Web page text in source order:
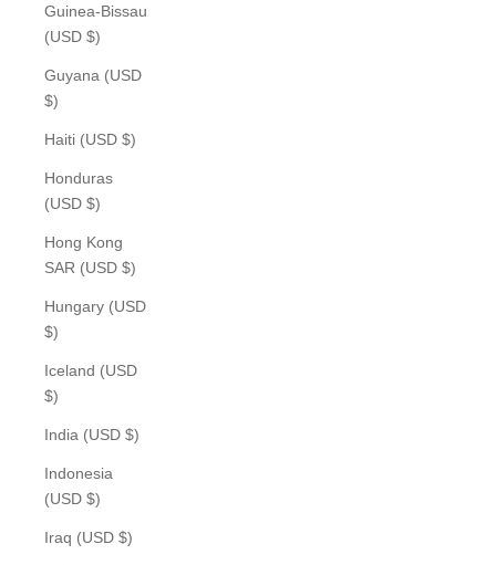
Guinea-Bissau
(USD $)
Guyana (USD
$)
Haiti (USD $)
Honduras
(USD $)
Hong Kong
SAR (USD $)
Hungary (USD
$)
Iceland (USD
$)
India (USD $)
Indonesia
(USD $)
Iraq (USD $)